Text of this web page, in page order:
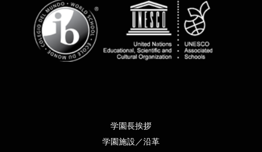
学園長挨拶
学園施設／沿革